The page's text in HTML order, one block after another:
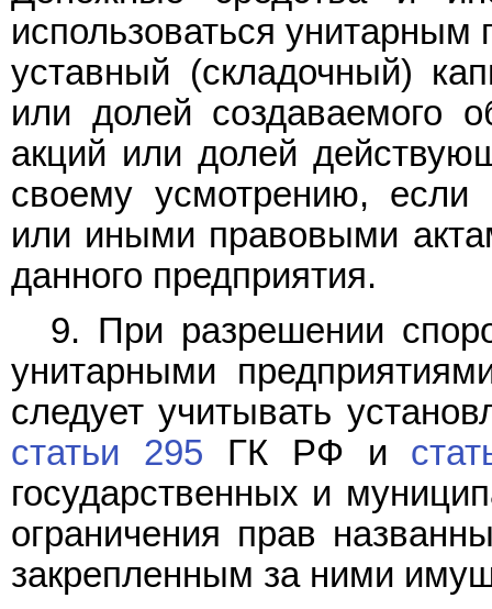
использоваться унитарным
уставный (складочный)
или долей создаваемого
акций или долей
своему усмотрению, если
или иными правовыми
данного предприятия.
9. При разрешении
унитарными
следует учитывать
статьи 295 ГК РФ и
государственных и
ограничения прав
закрепленным за ними